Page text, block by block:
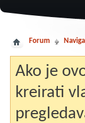
Forum
Ako je
kreirati